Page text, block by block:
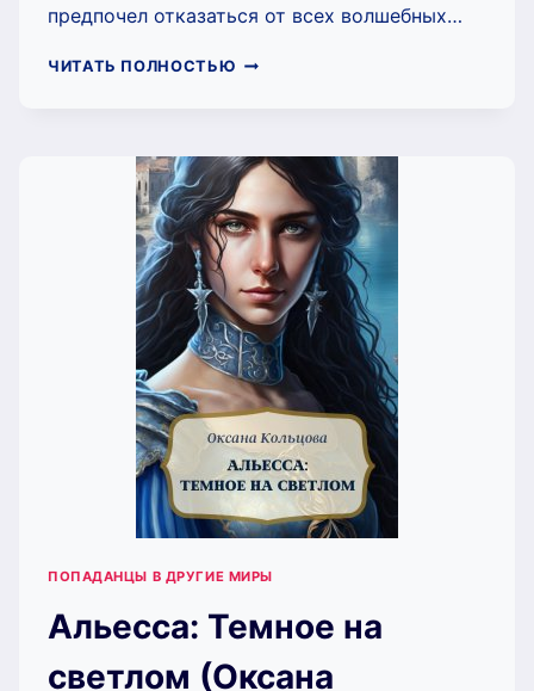
предпочел отказаться от всех волшебных…
ЧИТАТЬ ПОЛНОСТЬЮ ТОНКИЙ
ПОПАДАНЦЫ В ДРУГИЕ МИРЫ
Альесса: Темное на
светлом (Оксана